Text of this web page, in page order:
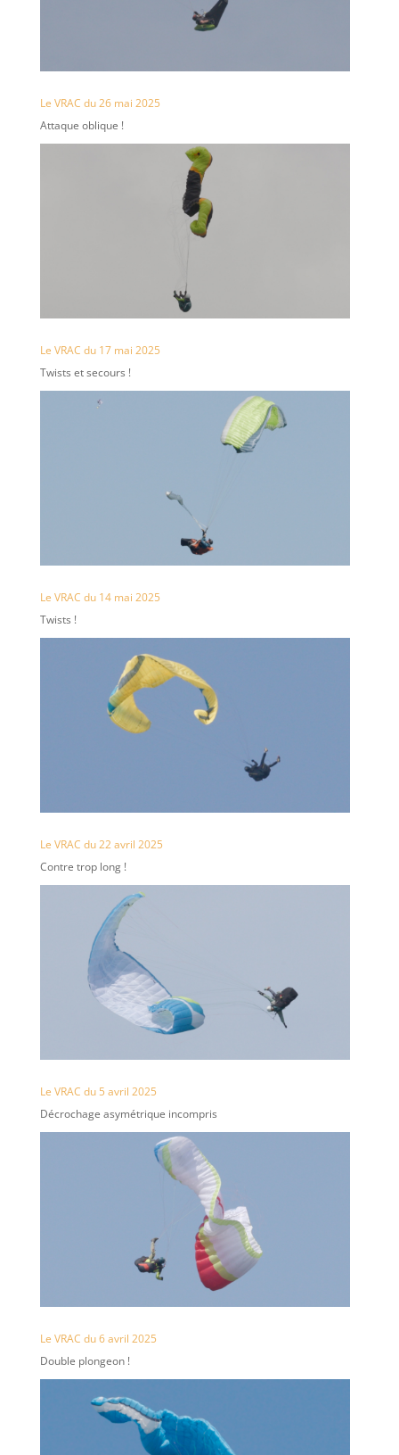
Le VRAC du 26 mai 2025
Attaque oblique !
Le VRAC du 17 mai 2025
Twists et secours !
Le VRAC du 14 mai 2025
Twists !
Le VRAC du 22 avril 2025
Contre trop long !
Le VRAC du 5 avril 2025
Décrochage asymétrique incompris
Le VRAC du 6 avril 2025
Double plongeon !